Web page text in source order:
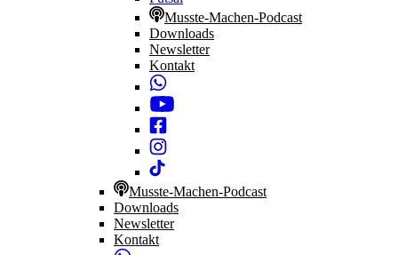
Musste-Machen-Podcast
Downloads
Newsletter
Kontakt
Musste-Machen-Podcast
Downloads
Newsletter
Kontakt